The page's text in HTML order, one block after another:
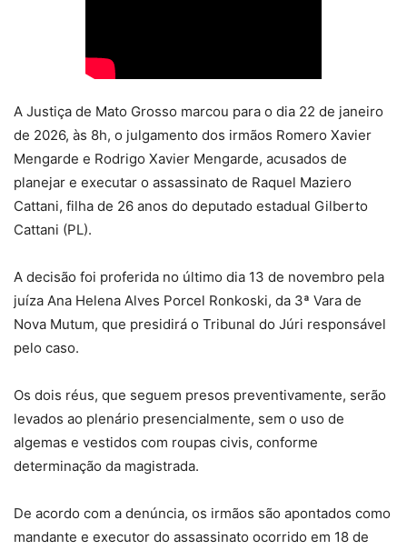
A Justiça de Mato Grosso marcou para o dia 22 de janeiro
de 2026, às 8h, o julgamento dos irmãos Romero Xavier
Mengarde e Rodrigo Xavier Mengarde, acusados de
planejar e executar o assassinato de Raquel Maziero
Cattani, filha de 26 anos do deputado estadual Gilberto
Cattani (PL).
A decisão foi proferida no último dia 13 de novembro pela
juíza Ana Helena Alves Porcel Ronkoski, da 3ª Vara de
Nova Mutum, que presidirá o Tribunal do Júri responsável
pelo caso.
Os dois réus, que seguem presos preventivamente, serão
levados ao plenário presencialmente, sem o uso de
algemas e vestidos com roupas civis, conforme
determinação da magistrada.
De acordo com a denúncia, os irmãos são apontados como
mandante e executor do assassinato ocorrido em 18 de